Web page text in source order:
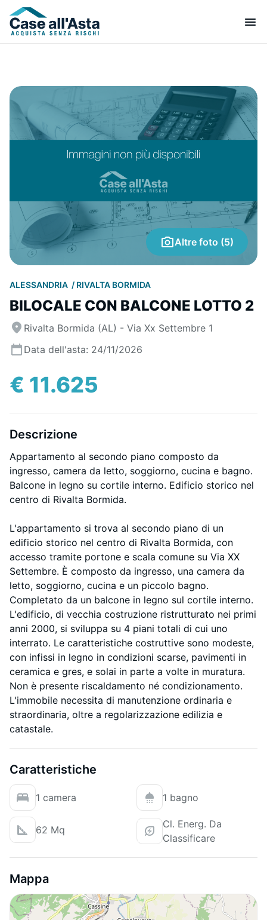
Altre foto (5)
ALESSANDRIA RIVALTA BORMIDA
BILOCALE CON BALCONE LOTTO 2
Rivalta Bormida (AL) - Via Xx Settembre 1
Data dell'asta: 24/11/2026
€ 11.625
Descrizione
Appartamento al secondo piano composto da
ingresso, camera da letto, soggiorno, cucina e bagno.
Balcone in legno su cortile interno. Edificio storico nel
centro di Rivalta Bormida.
L'appartamento si trova al secondo piano di un
edificio storico nel centro di Rivalta Bormida, con
accesso tramite portone e scala comune su Via XX
Settembre. È composto da ingresso, una camera da
letto, soggiorno, cucina e un piccolo bagno.
Completato da un balcone in legno sul cortile interno.
L'edificio, di vecchia costruzione ristrutturato nei primi
anni 2000, si sviluppa su 4 piani totali di cui uno
interrato. Le caratteristiche costruttive sono modeste,
con infissi in legno in condizioni scarse, pavimenti in
ceramica e gres, e solai in parte a volte in muratura.
Non è presente riscaldamento né condizionamento.
L'immobile necessita di manutenzione ordinaria e
straordinaria, oltre a regolarizzazione edilizia e
catastale.
Caratteristiche
1 camera 1 bagno
62 Mq
Cl. Energ. Da
Classificare
Mappa